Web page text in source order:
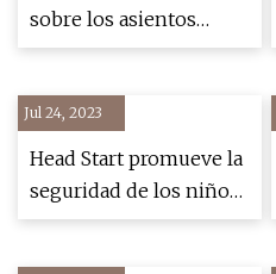
sobre los asientos
elevados para niños
Jul 24, 2023
Head Start promueve la
seguridad de los niños
pasajeros